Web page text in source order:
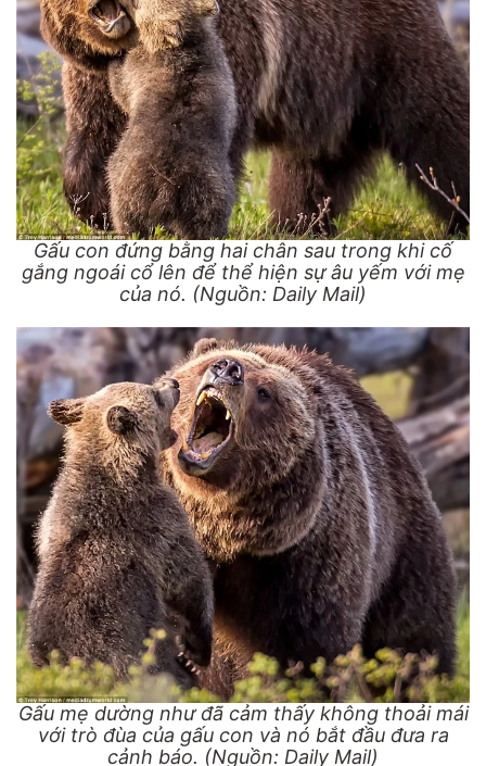
Gấu con đứng bằng hai chân sau trong khi cố
gắng ngoái cổ lên để thể hiện sự âu yếm với mẹ
của nó. (Nguồn: Daily Mail)
Gấu mẹ dường như đã cảm thấy không thoải mái
với trò đùa của gấu con và nó bắt đầu đưa ra
cảnh báo. (Nguồn: Daily Mail)